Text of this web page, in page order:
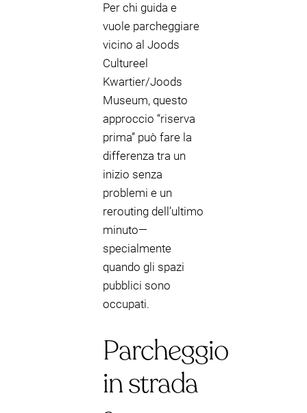
Per chi guida e
vuole parcheggiare
vicino al Joods
Cultureel
Kwartier/Joods
Museum, questo
approccio “riserva
prima” può fare la
differenza tra un
inizio senza
problemi e un
rerouting dell’ultimo
minuto—
specialmente
quando gli spazi
pubblici sono
occupati.
Parcheggio
in strada